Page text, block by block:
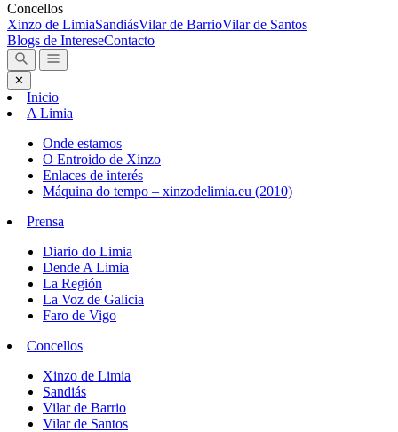
Concellos
Xinzo de LimiaSandiásVilar de BarrioVilar de Santos
Blogs de IntereseContacto
✕
Inicio
A Limia
Onde estamos
O Entroido de Xinzo
Enlaces de interés
Máquina do tempo – xinzodelimia.eu (2010)
Prensa
Diario do Limia
Dende A Limia
La Región
La Voz de Galicia
Faro de Vigo
Concellos
Xinzo de Limia
Sandiás
Vilar de Barrio
Vilar de Santos